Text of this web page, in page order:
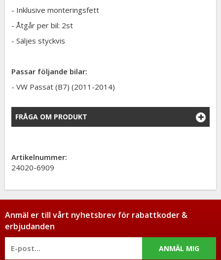
- Inklusive monteringsfett
- Åtgår per bil: 2st
- Säljes styckvis
Passar följande bilar:
- VW Passat (B7) (2011-2014)
FRÅGA OM PRODUKT
Artikelnummer:
24020-6909
Anmäl er till vårt nyhetsbrev för rabattkoder &
erbjudanden
ANMÄL MIG